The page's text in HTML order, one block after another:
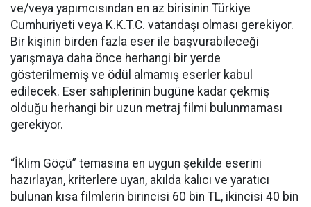
ve/veya yapımcısından en az birisinin Türkiye
Cumhuriyeti veya K.K.T.C. vatandaşı olması gerekiyor.
Bir kişinin birden fazla eser ile başvurabileceği
yarışmaya daha önce herhangi bir yerde
gösterilmemiş ve ödül almamış eserler kabul
edilecek. Eser sahiplerinin bugüne kadar çekmiş
olduğu herhangi bir uzun metraj filmi bulunmaması
gerekiyor.
“İklim Göçü” temasına en uygun şekilde eserini
hazırlayan, kriterlere uyan, akılda kalıcı ve yaratıcı
bulunan kısa filmlerin birincisi 60 bin TL, ikincisi 40 bin